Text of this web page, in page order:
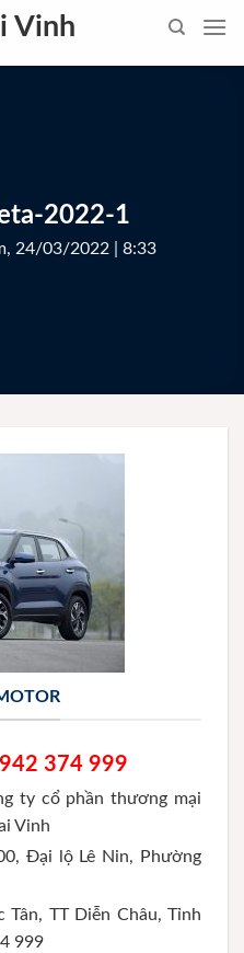
Vinh
2022-1
24/03/2022 | 8:33
374 999
ty cổ phần thương mại
Vinh
Đại lộ Lê Nin, Phường
Tân, TT Diễn Châu, Tỉnh
999